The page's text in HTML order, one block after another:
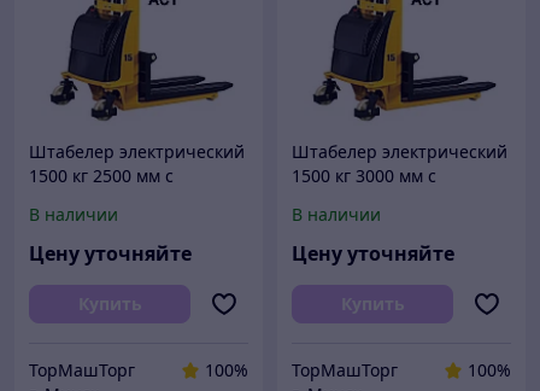
Штабелер электрический
1500 кг 2500 мм с
полуэлектрический
электроштабелер
В наличии
Цену уточняйте
Купить
ТорМашТорг
100%
Штабелер электрический
1500 кг 3000 мм с
полуэлектрический
электроштабелер
В наличии
Цену уточняйте
Купить
ТорМашТорг
100%